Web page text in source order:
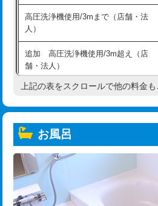
高圧洗浄機使用/3mまで（店舗・法
人）
追加 高圧洗浄機使用/3m超え（店
舗・法人）
高度高圧洗浄換
トーラー機使用/3mまで
追加トーラー機使用/3m超え
カメラ調査
上記の表をスクロールで他の料金も
お風呂